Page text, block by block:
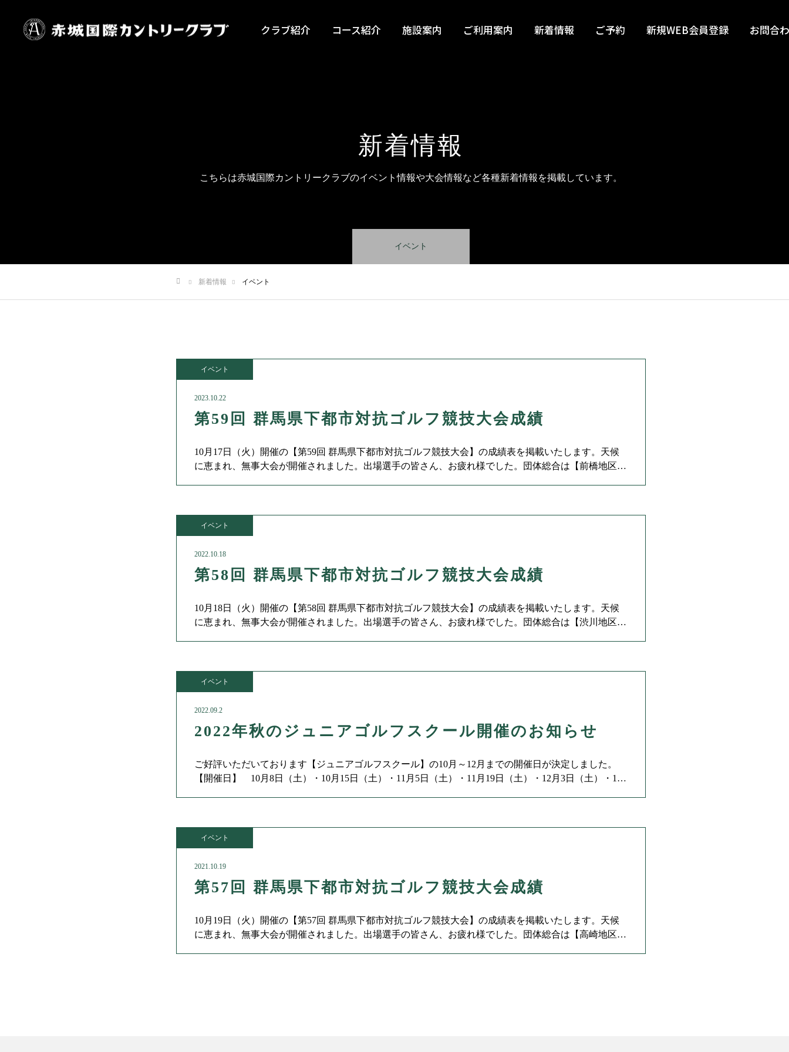
クラブ紹介 コース紹介 施設案内 ご利用案内 新着情報 ご予約 新規WEB会員登録 お問合
新着情報
こちらは赤城国際カントリークラブのイベント情報や大会情報など各種新着情報を掲載しています。
イベント
新着情報 イベント
イベント
2023.10.22
第59回 群馬県下都市対抗ゴルフ競技大会成績
10月17日（火）開催の【第59回 群馬県下都市対抗ゴルフ競技大会】の成績表を掲載いたします。天候
に恵まれ、無事大会が開催されました。出場選手の皆さん、お疲れ様でした。団体総合は【前橋地区】
イベント
2022.10.18
第58回 群馬県下都市対抗ゴルフ競技大会成績
10月18日（火）開催の【第58回 群馬県下都市対抗ゴルフ競技大会】の成績表を掲載いたします。天候
に恵まれ、無事大会が開催されました。出場選手の皆さん、お疲れ様でした。団体総合は【渋川地区】
イベント
2022.09.2
2022年秋のジュニアゴルフスクール開催のお知らせ
ご好評いただいております【ジュニアゴルフスクール】の10月～12月までの開催日が決定しました。
【開催日】 10月8日（土）・10月15日（土）・11月5日（土）・11月19日（土）・12月3日（土）・12
イベント
2021.10.19
第57回 群馬県下都市対抗ゴルフ競技大会成績
10月19日（火）開催の【第57回 群馬県下都市対抗ゴルフ競技大会】の成績表を掲載いたします。天候
に恵まれ、無事大会が開催されました。出場選手の皆さん、お疲れ様でした。団体総合は【高崎地区】